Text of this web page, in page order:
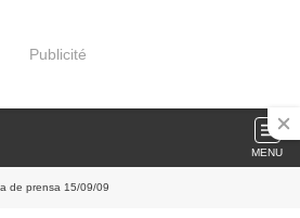
Publicité
MENU
de prensa 15/09/09